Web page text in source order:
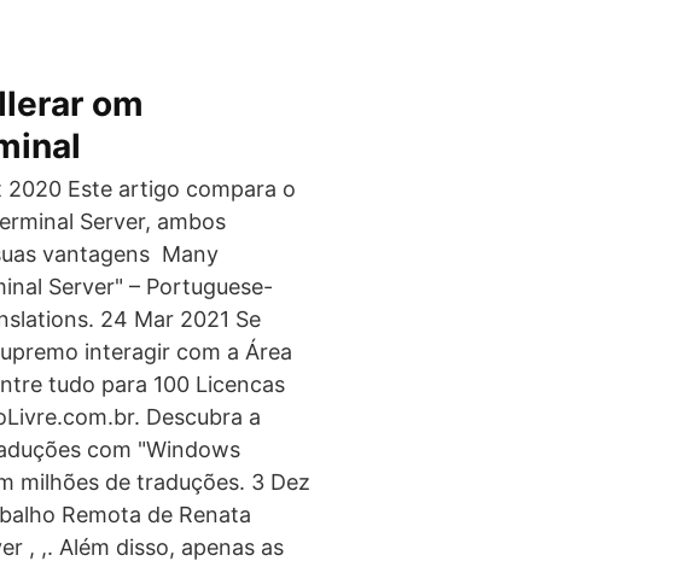
om
Este artigo compara o
Server, ambos
vantagens Many
Server" – Portuguese-
24 Mar 2021 Se
interagir com a Área
tudo para 100 Licencas
Descubra a
com "Windows
milhões de traduções. 3 Dez
Remota de Renata
, ,. Além disso, apenas as